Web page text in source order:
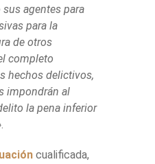
agentes para
para la
de otros
completo
hechos delictivos,
impondrán al
la pena inferior
.
cualificada,